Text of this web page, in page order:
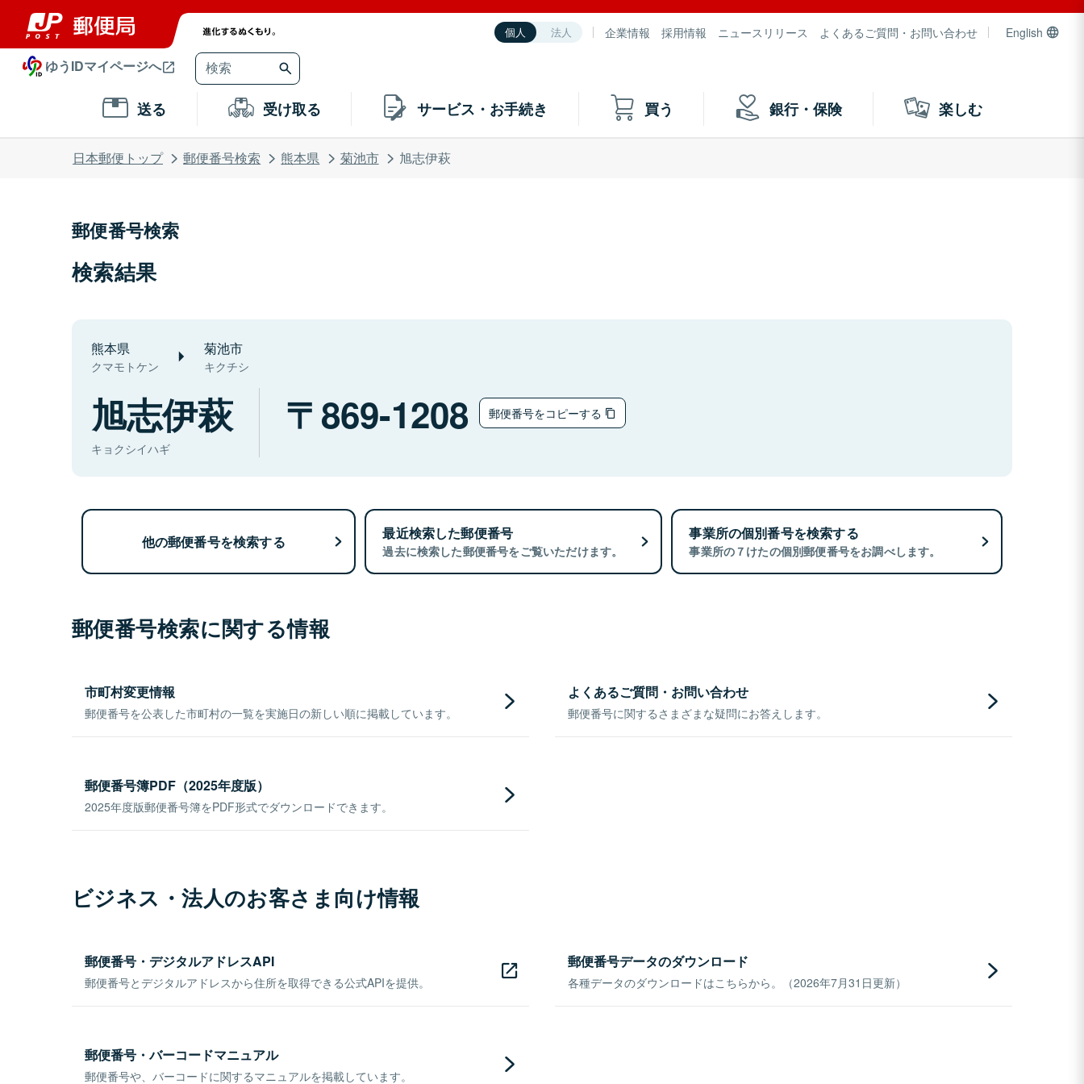
個人 法人 企業情報 採用情報 ニュースリリース よくあるご質問・お問い合わせ English
ゆうIDマイページへ
送る 受け取る サービス・お手続き 買う 銀行・保険 楽しむ
日本郵便トップ 郵便番号検索 熊本県 菊池市 旭志伊萩
郵便番号検索
検索結果
熊本県
クマモトケン
菊池市
キクチシ
旭志伊萩
キョクシイハギ
869-1208 郵便番号をコピーする
他の郵便番号を検索する 最近検索した郵便番号
過去に検索した郵便番号をご覧いただけます。
事業所の個別番号を検索する
事業所の７けたの個別郵便番号をお調べします。
郵便番号検索に関する情報
市町村変更情報
郵便番号を公表した市町村の一覧を実施日の新しい順に掲載しています。
よくあるご質問・お問い合わせ
郵便番号に関するさまざまな疑問にお答えします。
郵便番号簿PDF（2025年度版）
2025年度版郵便番号簿をPDF形式でダウンロードできます。
ビジネス・法人のお客さま向け情報
郵便番号・デジタルアドレスAPI
郵便番号とデジタルアドレスから住所を取得できる公式APIを提供。
郵便番号データのダウンロード
各種データのダウンロードはこちらから。（2026年7月31日更新）
郵便番号・バーコードマニュアル
郵便番号や、バーコードに関するマニュアルを掲載しています。